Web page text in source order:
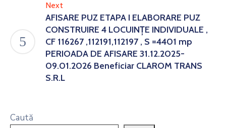
Next
AFISARE PUZ ETAPA I ELABORARE PUZ
CONSTRUIRE 4 LOCUINȚE INDIVIDUALE ,
CF 116267 ,112191,112197 , S =4401 mp
PERIOADA DE AFISARE 31.12.2025-
09.01.2026 Beneficiar CLAROM TRANS
S.R.L
Caută